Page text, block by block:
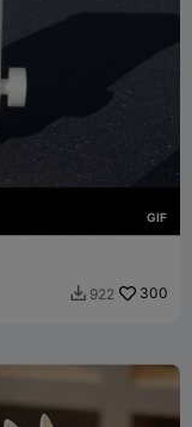
GIF
 922 300